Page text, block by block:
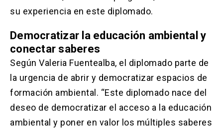
una
nueva
una
nueva
abre
una
nueva
pestaña)
su experiencia en este diplomado.
Democratizar la educación ambiental y
conectar saberes
Según Valeria Fuentealba, el diplomado parte de
la urgencia de abrir y democratizar espacios de
formación ambiental. “Este diplomado nace del
deseo de democratizar el acceso a la educación
ambiental y poner en valor los múltiples saberes